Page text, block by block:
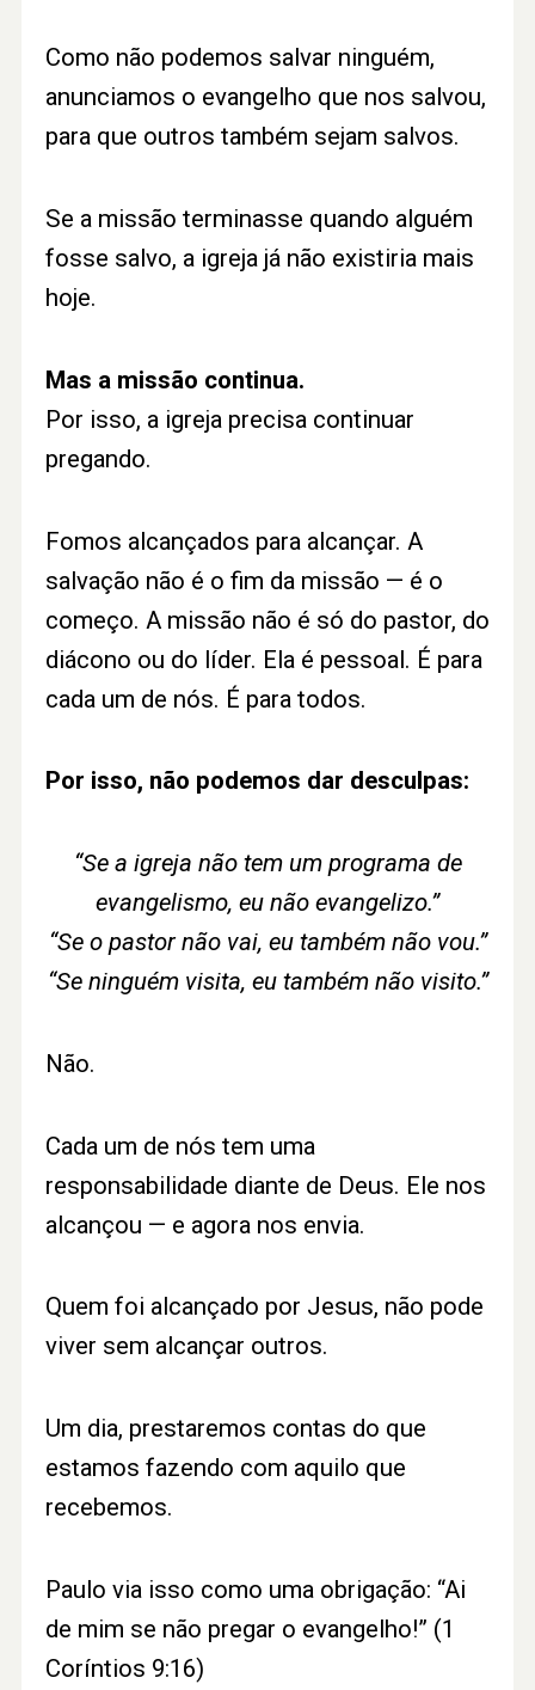
Como não podemos salvar ninguém,
anunciamos o evangelho que nos salvou,
para que outros também sejam salvos.
Se a missão terminasse quando alguém
fosse salvo, a igreja já não existiria mais
hoje.
Mas a missão continua.
Por isso, a igreja precisa continuar
pregando.
Fomos alcançados para alcançar. A
salvação não é o fim da missão — é o
começo. A missão não é só do pastor, do
diácono ou do líder. Ela é pessoal. É para
cada um de nós. É para todos.
Por isso, não podemos dar desculpas:
“Se a igreja não tem um programa de
evangelismo, eu não evangelizo.”
“Se o pastor não vai, eu também não vou.”
“Se ninguém visita, eu também não visito.”
Não.
Cada um de nós tem uma
responsabilidade diante de Deus. Ele nos
alcançou — e agora nos envia.
Quem foi alcançado por Jesus, não pode
viver sem alcançar outros.
Um dia, prestaremos contas do que
estamos fazendo com aquilo que
recebemos.
Paulo via isso como uma obrigação: “Ai
de mim se não pregar o evangelho!” (1
Coríntios 9:16)